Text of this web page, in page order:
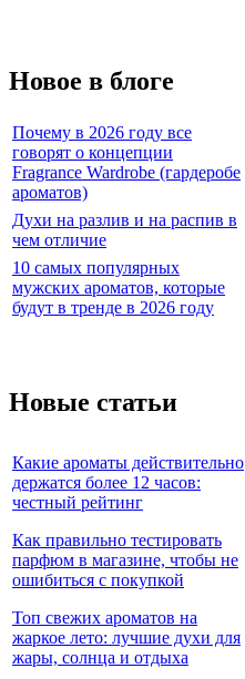
Новое в блоге
Почему в 2026 году все
говорят о концепции
Fragrance Wardrobe (гардеробе
ароматов)
Духи на разлив и на распив в
чем отличие
10 самых популярных
мужских ароматов, которые
будут в тренде в 2026 году
Новые статьи
Какие ароматы действительно
держатся более 12 часов:
честный рейтинг
Как правильно тестировать
парфюм в магазине, чтобы не
ошибиться с покупкой
Топ свежих ароматов на
жаркое лето: лучшие духи для
жары, солнца и отдыха